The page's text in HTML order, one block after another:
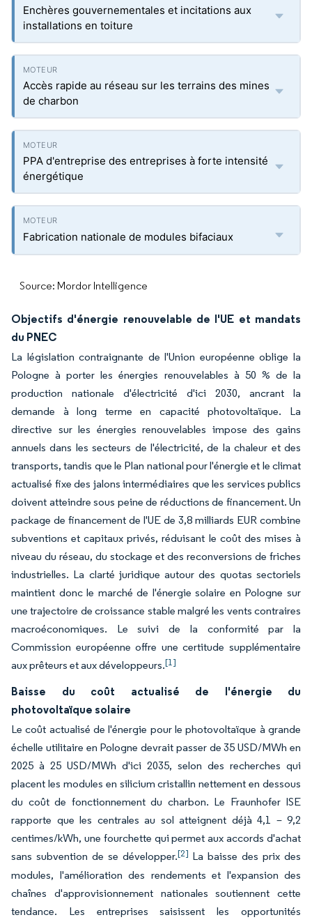
Enchères gouvernementales et incitations aux
installations en toiture
Accès rapide au réseau sur les terrains des mines
de charbon
PPA d'entreprise des entreprises à forte intensité
énergétique
Fabrication nationale de modules bifaciaux
Source: Mordor Intelligence
Objectifs d'énergie renouvelable de l'UE et mandats
du PNEC
La législation contraignante de l'Union européenne oblige la
Pologne à porter les énergies renouvelables à 50 % de la
production nationale d'électricité d'ici 2030, ancrant la
demande à long terme en capacité photovoltaïque. La
directive sur les énergies renouvelables impose des gains
annuels dans les secteurs de l'électricité, de la chaleur et des
transports, tandis que le Plan national pour l'énergie et le climat
actualisé fixe des jalons intermédiaires que les services publics
doivent atteindre sous peine de réductions de financement. Un
package de financement de l'UE de 3,8 milliards EUR combine
subventions et capitaux privés, réduisant le coût des mises à
niveau du réseau, du stockage et des reconversions de friches
industrielles. La clarté juridique autour des quotas sectoriels
maintient donc le marché de l'énergie solaire en Pologne sur
une trajectoire de croissance stable malgré les vents contraires
macroéconomiques. Le suivi de la conformité par la
Commission européenne offre une certitude supplémentaire
aux prêteurs et aux développeurs.[1]
Baisse du coût actualisé de l'énergie du
photovoltaïque solaire
Le coût actualisé de l'énergie pour le photovoltaïque à grande
échelle utilitaire en Pologne devrait passer de 35 USD/MWh en
2025 à 25 USD/MWh d'ici 2035, selon des recherches qui
placent les modules en silicium cristallin nettement en dessous
du coût de fonctionnement du charbon. Le Fraunhofer ISE
rapporte que les centrales au sol atteignent déjà 4,1 – 9,2
centimes/kWh, une fourchette qui permet aux accords d'achat
sans subvention de se développer.[2] La baisse des prix des
modules, l'amélioration des rendements et l'expansion des
chaînes d'approvisionnement nationales soutiennent cette
tendance. Les entreprises saisissent les opportunités